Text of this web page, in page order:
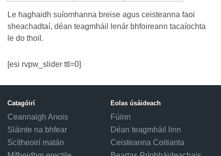
Le haghaidh suíomhanna breise agus ceisteanna faoi
sheachadtaí, déan teagmháil lenár bhfoireann tacaíochta
le do thoil.
[esi rvpw_slider ttl=0]
Catagóirí
Ceannaigh Anois
Sláinte na bhfear
Scítheoirí matán
Eolas úsáideach
Fúinn
Déan teagmháil linn
Ceisteanna Coitianta